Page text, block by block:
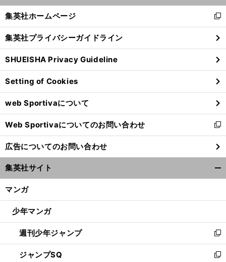
前
へ
閉
る
集英社ホームページ
新
し
い
ウ
ィ
ン
ド
ウ
で
開
く
集英社プライバシーガイドライン
SHUEISHA Privacy Guideline
Setting of Cookies
web Sportivaについて
Web Sportivaについてのお問い合わせ
新
し
い
ウ
ィ
ン
ウ
開
く
広告についてのお問い合わせ
集英社サイト
マンガ
少年マンガ
週刊少年ジャンプ
新
し
い
ジャンプSQ
新